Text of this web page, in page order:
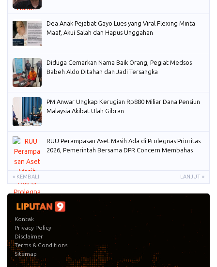
Dea Anak Pejabat Gayo Lues yang Viral Flexing Minta
Maaf, Akui Salah dan Hapus Unggahan
Diduga Cemarkan Nama Baik Orang, Pegiat Medsos
Babeh Aldo Ditahan dan Jadi Tersangka
PM Anwar Ungkap Kerugian Rp880 Miliar Dana Pensiun
Malaysia Akibat Ulah Gibran
RUU Perampasan Aset Masih Ada di Prolegnas Prioritas
2026, Pemerintah Bersama DPR Concern Membahas
« KEMBALI LANJUT »
Kontak
Privacy Policy
Disclaimer
Terms & Conditions
Sitemap